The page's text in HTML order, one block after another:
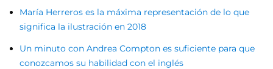
María Herreros es la máxima representación de lo que
significa la ilustración en 2018
Un minuto con Andrea Compton es suficiente para que
conozcamos su habilidad con el inglés